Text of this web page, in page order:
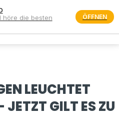
menu
LEUCHTET
JETZT GILT ES ZU
höre die besten
ÖFFNEN